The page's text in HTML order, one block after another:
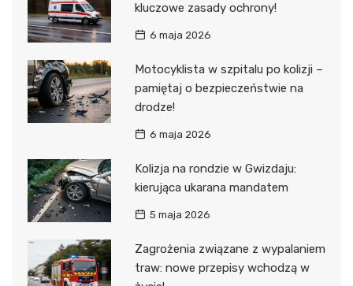
kluczowe zasady ochrony!
6 maja 2026
Motocyklista w szpitalu po kolizji –
pamiętaj o bezpieczeństwie na
drodze!
6 maja 2026
Kolizja na rondzie w Gwizdaju:
kierująca ukarana mandatem
5 maja 2026
Zagrożenia związane z wypalaniem
traw: nowe przepisy wchodzą w